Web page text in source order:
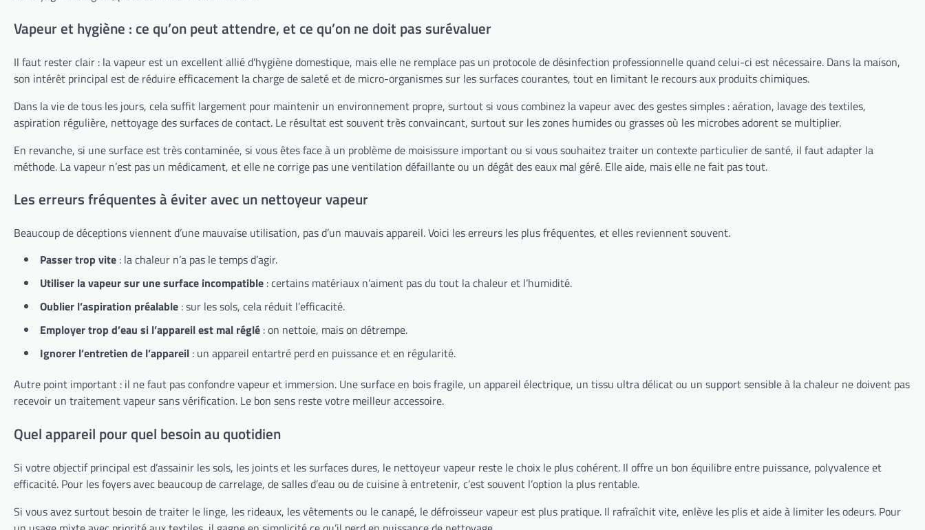
Vapeur et hygiène : ce qu’on peut attendre, et ce qu’on ne doit pas surévaluer
Il faut rester clair : la vapeur est un excellent allié d’hygiène domestique, mais elle ne remplace pas un protocole de désinfection professionnelle quand celui-ci est nécessaire. Dans la maison,
son intérêt principal est de réduire efficacement la charge de saleté et de micro-organismes sur les surfaces courantes, tout en limitant le recours aux produits chimiques.
Dans la vie de tous les jours, cela suffit largement pour maintenir un environnement propre, surtout si vous combinez la vapeur avec des gestes simples : aération, lavage des textiles,
aspiration régulière, nettoyage des surfaces de contact. Le résultat est souvent très convaincant, surtout sur les zones humides ou grasses où les microbes adorent se multiplier.
En revanche, si une surface est très contaminée, si vous êtes face à un problème de moisissure important ou si vous souhaitez traiter un contexte particulier de santé, il faut adapter la
méthode. La vapeur n’est pas un médicament, et elle ne corrige pas une ventilation défaillante ou un dégât des eaux mal géré. Elle aide, mais elle ne fait pas tout.
Les erreurs fréquentes à éviter avec un nettoyeur vapeur
Beaucoup de déceptions viennent d’une mauvaise utilisation, pas d’un mauvais appareil. Voici les erreurs les plus fréquentes, et elles reviennent souvent.
Passer trop vite : la chaleur n’a pas le temps d’agir.
Utiliser la vapeur sur une surface incompatible : certains matériaux n’aiment pas du tout la chaleur et l’humidité.
Oublier l’aspiration préalable : sur les sols, cela réduit l’efficacité.
Employer trop d’eau si l’appareil est mal réglé : on nettoie, mais on détrempe.
Ignorer l’entretien de l’appareil : un appareil entartré perd en puissance et en régularité.
Autre point important : il ne faut pas confondre vapeur et immersion. Une surface en bois fragile, un appareil électrique, un tissu ultra délicat ou un support sensible à la chaleur ne doivent pas
recevoir un traitement vapeur sans vérification. Le bon sens reste votre meilleur accessoire.
Quel appareil pour quel besoin au quotidien
Si votre objectif principal est d’assainir les sols, les joints et les surfaces dures, le nettoyeur vapeur reste le choix le plus cohérent. Il offre un bon équilibre entre puissance, polyvalence et
efficacité. Pour les foyers avec beaucoup de carrelage, de salles d’eau ou de cuisine à entretenir, c’est souvent l’option la plus rentable.
Si vous avez surtout besoin de traiter le linge, les rideaux, les vêtements ou le canapé, le défroisseur vapeur est plus pratique. Il rafraîchit vite, enlève les plis et aide à limiter les odeurs. Pour